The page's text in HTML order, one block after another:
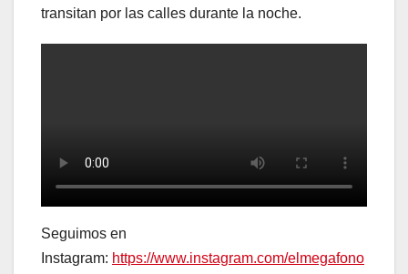
transitan por las calles durante la noche.
Seguimos en
Instagram: https://www.instagram.com/elmegafono